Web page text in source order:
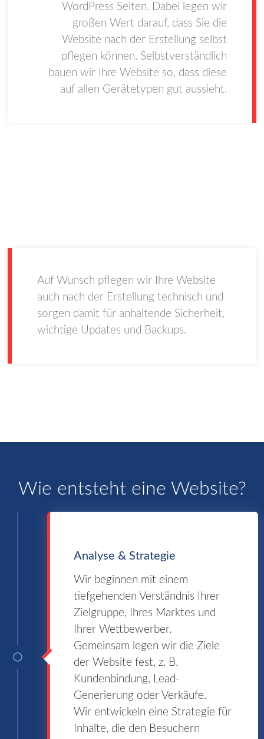
WordPress Seiten. Dabei legen wir
großen Wert darauf, dass Sie die
Website nach der Erstellung selbst
pflegen können. Selbstverständlich
bauen wir Ihre Website so, dass diese
auf allen Gerätetypen gut aussieht.
Auf Wunsch pflegen wir Ihre Website
auch nach der Erstellung technisch und
sorgen damit für anhaltende Sicherheit,
wichtige Updates und Backups.
Wie entsteht eine Website?
Analyse & Strategie
Wir beginnen mit einem
tiefgehenden Verständnis Ihrer
Zielgruppe, Ihres Marktes und
Ihrer Wettbewerber.
Gemeinsam legen wir die Ziele
der Website fest, z. B.
Kundenbindung, Lead-
Generierung oder Verkäufe.
Wir entwickeln eine Strategie für
Inhalte, die den Besuchern